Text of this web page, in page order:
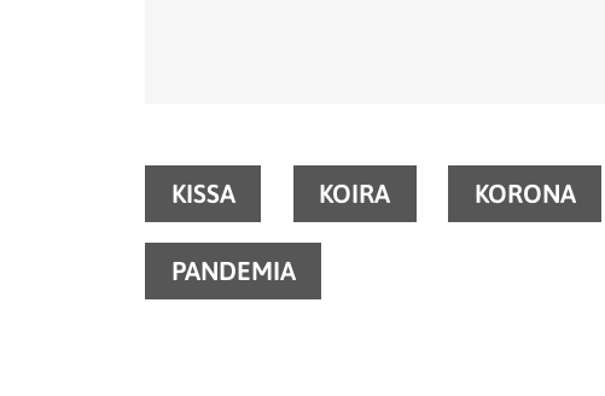
KISSA KOIRA KORONA
PANDEMIA